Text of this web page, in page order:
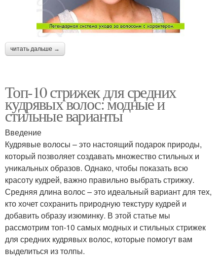
читать дальше →
Топ-10 стрижек для средних
кудрявых волос: модные и
стильные варианты
Введение
Кудрявые волосы – это настоящий подарок природы,
который позволяет создавать множество стильных и
уникальных образов. Однако, чтобы показать всю
красоту кудрей, важно правильно выбрать стрижку.
Средняя длина волос – это идеальный вариант для тех,
кто хочет сохранить природную текстуру кудрей и
добавить образу изюминку. В этой статье мы
рассмотрим топ-10 самых модных и стильных стрижек
для средних кудрявых волос, которые помогут вам
выделиться из толпы.